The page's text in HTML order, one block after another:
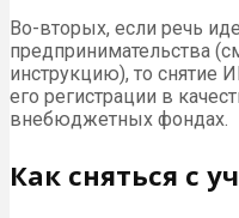
Во-вторых, если речь
предпринимательства
инструкцию), то снятие
его регистрации в
внебюджетных фондах.
Как сняться с